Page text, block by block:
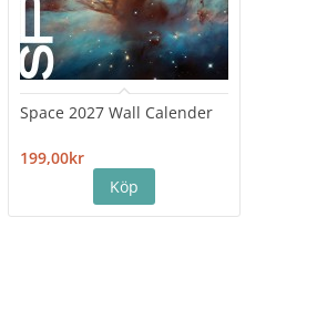
Space 2027 Wall Calender
199,00kr